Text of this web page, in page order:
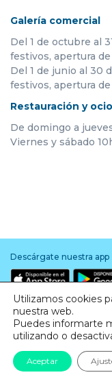
Galería comercial
Del 1 de octubre al
festivos, apertura de
Del 1 de junio al 30
festivos, apertura de
Restauración y ocio
De domingo a
Viernes y sábado
© Todos los derechos
Aviso legal· Política de
Descárgate nuestra app
Utilizamos cookies
nuestra web.
Puedes informarte
utilizando o
Aceptar